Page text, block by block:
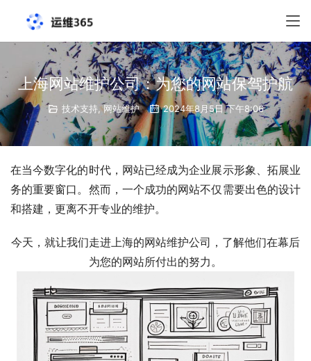
上海网站维护公司：为您的网站保驾护航
技术支持,网站维护 2024年8月5日 下午8:06
在当今数字化的时代，网站已经成为企业展示形象、拓展业
务的重要窗口。然而，一个成功的网站不仅需要出色的设计
和搭建，更离不开专业的维护。
今天，就让我们走进上海的网站维护公司，了解他们在幕后
为您的网站所付出的努力。